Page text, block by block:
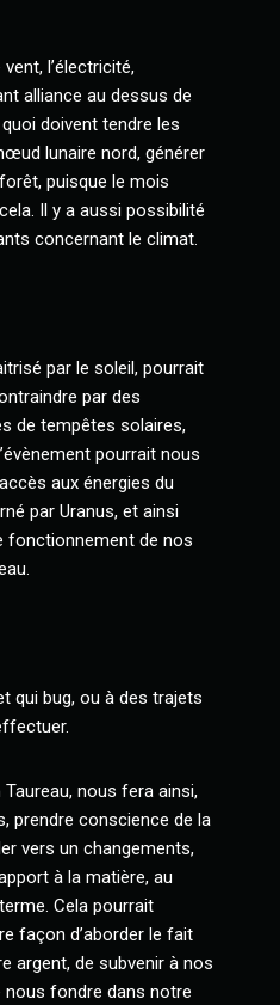
l’électricité,
alliance au dessus de
doivent tendre les
lunaire nord, générer
puisque le mois
Il y a aussi possibilité
concernant le climat.
par le soleil, pourrait
par des
de tempêtes solaires,
pourrait nous
aux énergies du
par Uranus, et ainsi
fonctionnement de nos
qui bug, ou à des trajets
nous fera ainsi,
prendre conscience de la
vers un changements,
à la matière, au
Cela pourrait
façon d’aborder le fait
argent, de subvenir à nos
nous fondre dans notre